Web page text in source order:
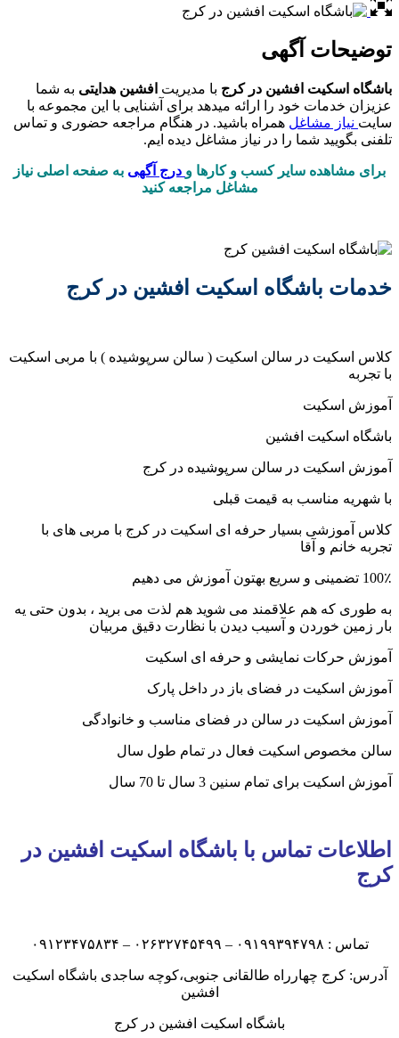
توضیحات آگهی
باشگاه اسکیت افشین در کرج با مدیریت افشین هدایتی به شما
عزیزان خدمات خود را ارائه میدهد برای آشنایی با این مجموعه با
سایتنیاز مشاغل همراه باشید. در هنگام مراجعه حضوری و تماس
تلفنی بگویید شما را در نیاز مشاغل دیده ایم.
برای مشاهده سایر کسب و کارها ودرج آگهیبه صفحه اصلی نیاز
مشاغل مراجعه کنید
خدمات باشگاه اسکیت افشین در کرج
کلاس اسکیت در سالن اسکیت ( سالن سرپوشیده ) با مربی اسکیت
با تجربه
آموزش اسکیت
باشگاه اسکیت افشین
آموزش اسکیت در سالن سرپوشیده در کرج
با شهریه مناسب به قیمت قبلی
کلاس آموزشی بسیار حرفه ای اسکیت در کرج با مربی های با
تجربه خانم و آقا
100٪ تضمینی و سریع بهتون آموزش می دهیم
به طوری که هم علاقمند می شوید هم لذت می برید ، بدون حتی یه
بار زمین خوردن و آسیب دیدن با نظارت دقیق مربیان
آموزش حرکات نمایشی و حرفه ای اسکیت
آموزش اسکیت در فضای باز در داخل پارک
آموزش اسکیت در سالن در فضای مناسب و خانوادگی
سالن مخصوص اسکیت فعال در تمام طول سال
آموزش اسکیت برای تمام سنین 3 سال تا 70 سال
اطلاعات تماس با باشگاه اسکیت افشین در
کرج
تماس : ۰۹۱۹۹۳۹۴۷۹۸ – ۰۲۶۳۲۷۴۵۴۹۹ – ۰۹۱۲۳۴۷۵۸۳۴
آدرس: کرج چهارراه طالقانی جنوبی،کوچه ساجدی باشگاه اسکیت
افشین
باشگاه اسکیت افشین در کرج